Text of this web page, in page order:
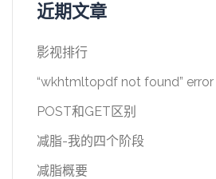
近期文章
影视排行
“wkhtmltopdf not found” error
POST和GET区别
减脂-我的四个阶段
减脂概要